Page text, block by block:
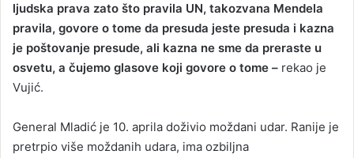
ljudska prava zato što pravila UN, takozvana Mendela
pravila, govore o tome da presuda jeste presuda i kazna
je poštovanje presude, ali kazna ne sme da preraste u
osvetu, a čujemo glasove koji govore o tome – rekao je
Vujić.
General Mladić je 10. aprila doživio moždani udar. Ranije je
pretrpio više moždanih udara, ima ozbiljna